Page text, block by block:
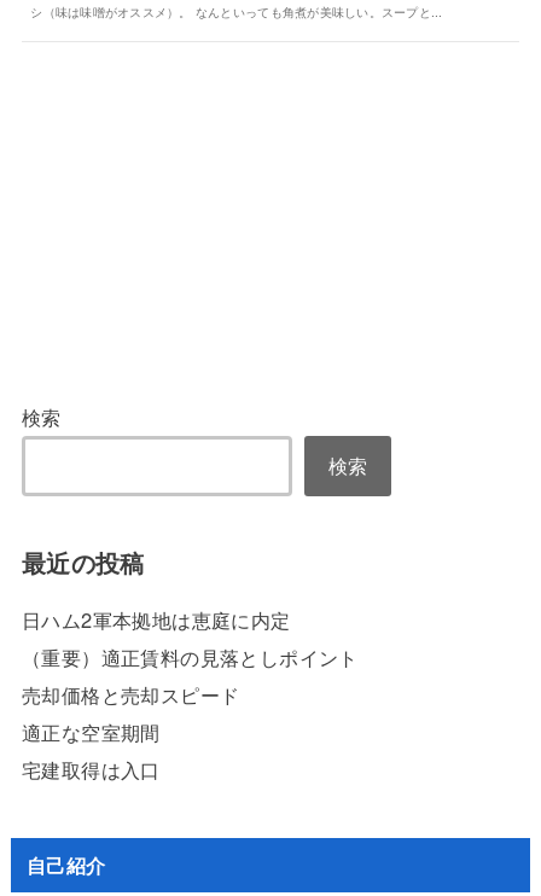
シ（味は味噌がオススメ）。 なんといっても角煮が美味しい。スープと...
検索
検索
最近の投稿
日ハム2軍本拠地は恵庭に内定
（重要）適正賃料の見落としポイント
売却価格と売却スピード
適正な空室期間
宅建取得は入口
自己紹介